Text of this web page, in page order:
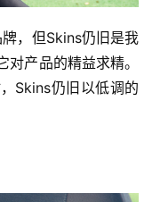
产品的精益求精。
Skins仍旧以低调的